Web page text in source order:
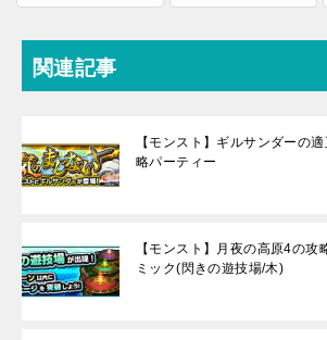
関連記事
【モンスト】ギルサンダーの
略パーティー
【モンスト】月夜の高原4の攻
ミック(閃きの遊技場/木)